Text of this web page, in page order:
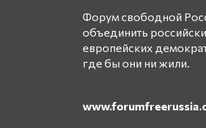
Форум свободной
объединить
европейских
где бы они ни жили.